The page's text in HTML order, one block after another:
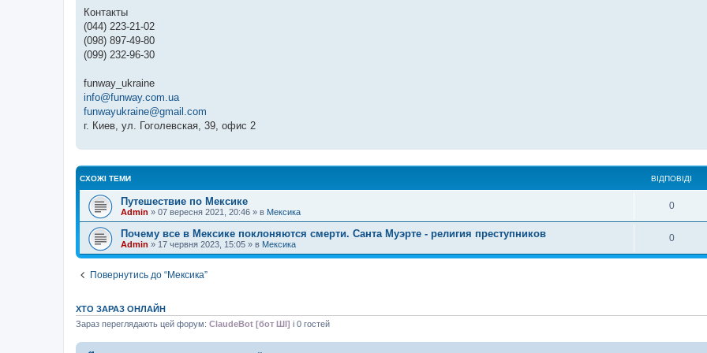
Контакты
(044) 223-21-02
(098) 897-49-80
(099) 232-96-30
funway_ukraine
info@funway.com.ua
funwayukraine@gmail.com
г. Киев, ул. Гоголевская, 39, офис 2
СХОЖІ ТЕМИ ВІДПОВІДІ
Путешествие по Мексике
Admin » 07 вересня 2021, 20:46 » в Мексика
0
Почему все в Мексике поклоняются смерти. Санта Муэрте - религия преступников
Admin » 17 червня 2023, 15:05 » в Мексика
0
Повернутись до “Мексика”
ХТО ЗАРАЗ ОНЛАЙН
Зараз переглядають цей форум: ClaudeBot [бот ШІ] і 0 гостей